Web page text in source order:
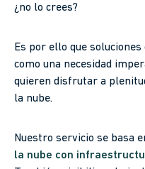
¿no lo crees?
Es por ello que
como una necesidad
quieren disfrutar a
la nube.
Nuestro servicio se basa
la nube con